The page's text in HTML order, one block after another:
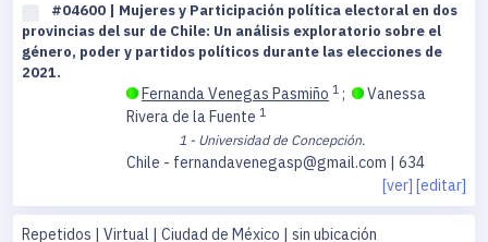
#04600 | Mujeres y Participación política electoral en dos
provincias del sur de Chile: Un análisis exploratorio sobre el
género, poder y partidos políticos durante las elecciones de
2021.
Fernanda Venegas Pasmiño 1 ;
Vanessa
Rivera de la Fuente 1
1 - Universidad de Concepción.
Chile - fernandavenegasp@gmail.com | 634
[ver] [editar]
Repetidos | Virtual | Ciudad de México | sin ubicación